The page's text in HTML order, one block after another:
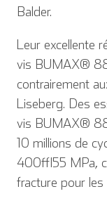
Balder.
Leur excellente
vis BUMAX®
contrairement
Liseberg. Des
vis BUMAX®
10 millions de
400±55 MPa,
fracture pour